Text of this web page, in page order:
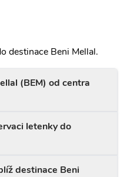
destinace Beni Mellal.
(BEM) od centra
letenky do
destinace Beni